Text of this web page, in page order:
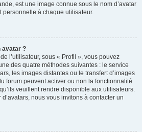
est une image connue sous le nom d’avatar
personnelle à chaque utilisateur.
avatar ?
l’utilisateur, sous « Profil », vous pouvez
des quatre méthodes suivantes : le service
les images distantes ou le transfert d’images
forum peuvent activer ou non la fonctionnalité
veuillent rendre disponible aux utilisateurs.
nous vous invitons à contacter un